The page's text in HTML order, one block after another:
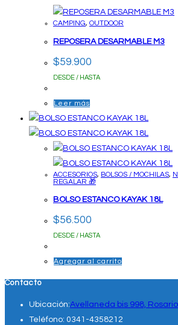
CAMPING, OUTDOOR
REPOSERA DESARMABLE M3
$59.900
DESDE / HASTA
Leer más
ACCESORIOS, BOLSOS / MOCHILAS,
REGALAR 🎁
BOLSO ESTANCO KAYAK 18L
$56.500
DESDE / HASTA
Agregar al carrito
Contacto
Ubicación:Avellaneda bis 998, Rosario
Teléfono: 0341-4358212